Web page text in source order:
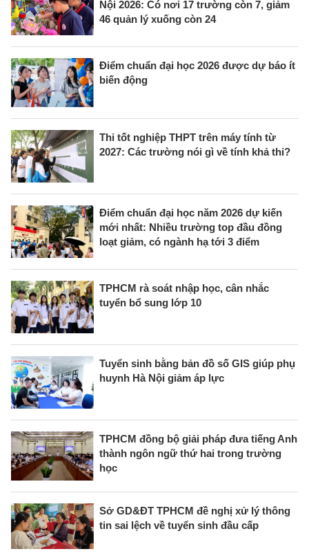
Nội 2026: Có nơi 17 trường còn 7, giảm
46 quản lý xuống còn 24
Điểm chuẩn đại học 2026 được dự báo ít
biến động
Thi tốt nghiệp THPT trên máy tính từ
2027: Các trường nói gì về tính khả thi?
Điểm chuẩn đại học năm 2026 dự kiến
mới nhất: Nhiều trường top đầu đồng
loạt giảm, có ngành hạ tới 3 điểm
TPHCM rà soát nhập học, cân nhắc
tuyển bổ sung lớp 10
Tuyển sinh bằng bản đồ số GIS giúp phụ
huynh Hà Nội giảm áp lực
TPHCM đồng bộ giải pháp đưa tiếng Anh
thành ngôn ngữ thứ hai trong trường
học
Sở GD&ĐT TPHCM đề nghị xử lý thông
tin sai lệch về tuyển sinh đầu cấp